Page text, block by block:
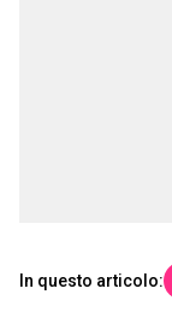
In questo articolo: